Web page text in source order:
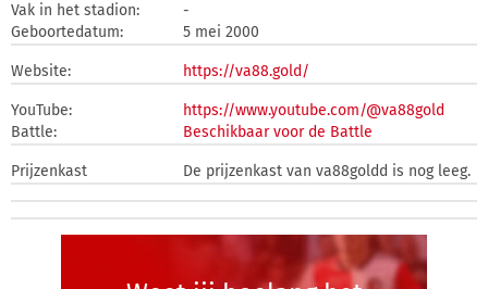
Vak in het stadion:
-
Geboortedatum:
5 mei 2000
Website: https://va88.gold/
YouTube:
https://www.youtube.com/@va88gold
Battle:
Beschikbaar voor de Battle
Prijzenkast De prijzenkast van va88goldd is nog leeg.